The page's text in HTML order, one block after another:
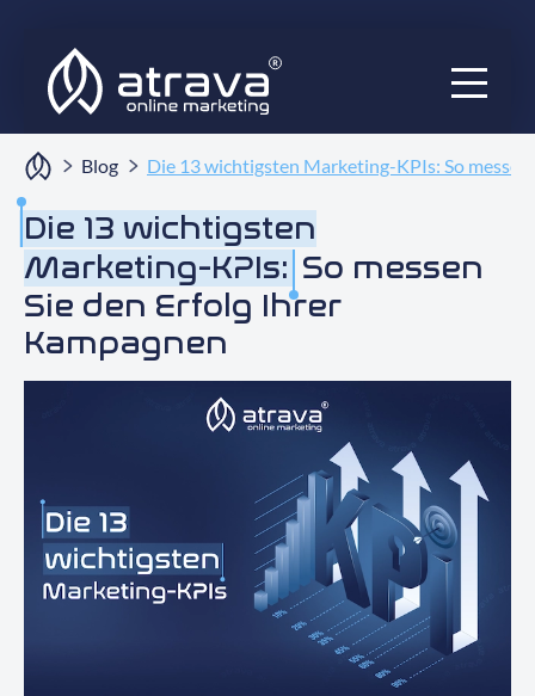
Services
Ratgeber
Audits
Blog
Kontaktieren Sie uns
Blog Die 13 wichtigsten Marketing-KPIs: So
Die 13 wichtigsten
Marketing-KPIs: So messen
Sie den Erfolg Ihrer
Kampagnen